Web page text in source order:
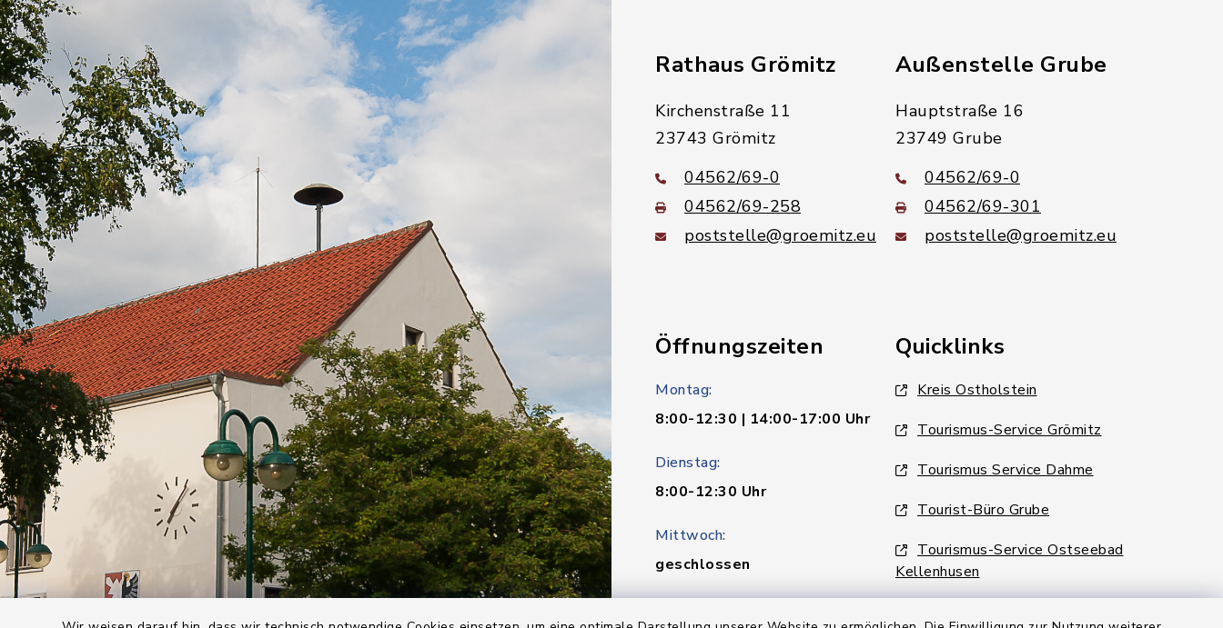
Rathaus Grömitz
Kirchenstraße 11
23743 Grömitz
04562/69-0
04562/69-258
poststelle@groemitz.eu
Außenstelle Grube
Hauptstraße 16
23749 Grube
04562/69-0
04562/69-301
poststelle@groemitz.eu
Öffnungszeiten
Montag:
8:00-12:30 | 14:00-17:00 Uhr
Dienstag:
8:00-12:30 Uhr
Mittwoch:
geschlossen
Quicklinks
Kreis Ostholstein
Tourismus-Service Grömitz
Tourismus Service Dahme
Tourist-Büro Grube
Tourismus-Service Ostseebad
Kellenhusen